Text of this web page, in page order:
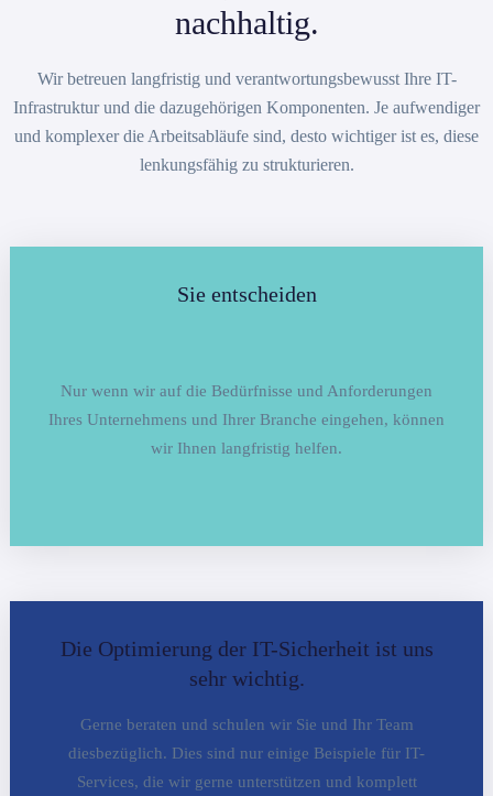
nachhaltig.
Wir betreuen langfristig und verantwortungsbewusst Ihre IT-
Infrastruktur und die dazugehörigen Komponenten. Je aufwendiger
und komplexer die Arbeitsabläufe sind, desto wichtiger ist es, diese
lenkungsfähig zu strukturieren.
Sie entscheiden
Nur wenn wir auf die Bedürfnisse und Anforderungen
Ihres Unternehmens und Ihrer Branche eingehen, können
wir Ihnen langfristig helfen.
Die Optimierung der IT-Sicherheit ist uns
sehr wichtig.
Gerne beraten und schulen wir Sie und Ihr Team
diesbezüglich. Dies sind nur einige Beispiele für IT-
Services, die wir gerne unterstützen und komplett